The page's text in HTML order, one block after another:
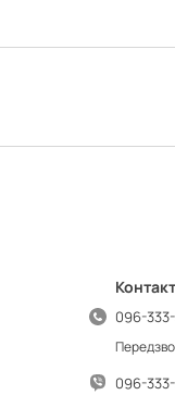
096-
096-